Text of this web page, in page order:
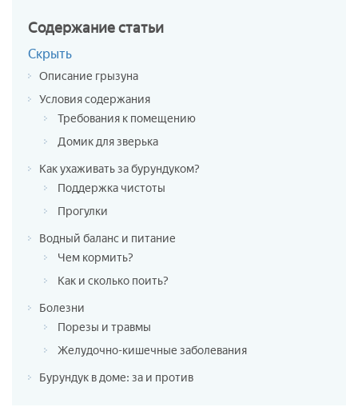
Содержаниестатьи
Скрыть
Описание грызуна
Условия содержания
Требования к помещению
Домик для зверька
Как ухаживать за бурундуком?
Поддержка чистоты
Прогулки
Водный баланс и питание
Чем кормить?
Как и сколько поить?
Болезни
Порезы и травмы
Желудочно-кишечные заболевания
Бурундук в доме: за и против